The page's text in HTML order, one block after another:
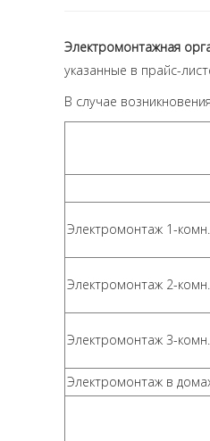
Электромонтажная
указанные в прайс-
В случае
Электромонтаж 1-
Электромонтаж 2-
Электромонтаж 3-
Электромонтаж в